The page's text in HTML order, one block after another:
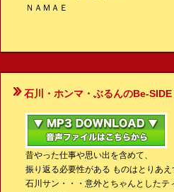
ＮＡＭＡＥ
石川・ホンマ・ぶるんのBe-
昔やった仕事や思い出を含めて、
振り返る必要性がある ものはとりあ
石川サン・・・意外とちゃんとしたテ